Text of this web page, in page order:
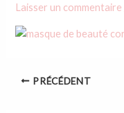
Laisser un commentaire
PRÉCÉDENT